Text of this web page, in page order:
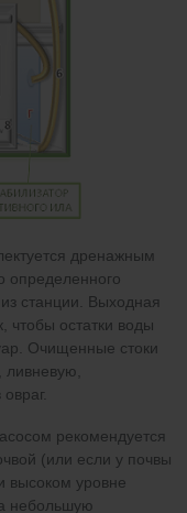
дренажным
определенного
станции. Выходная
чтобы остатки воды
Очищенные стоки
рекомендуется
(или если у почвы
высоком уровне
небольшую